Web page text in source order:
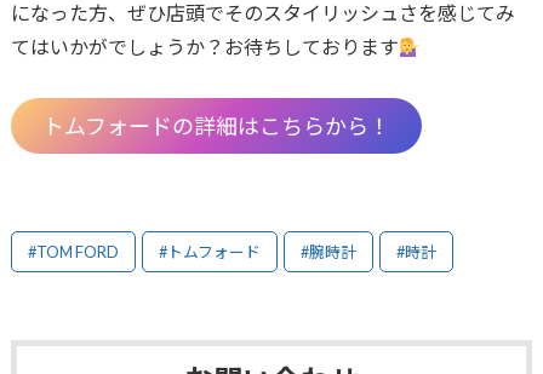
になった方、ぜひ店頭でそのスタイリッシュさを感じてみ
てはいかがでしょうか？お待ちしております
トムフォードの詳細はこちらから！
#TOM FORD #トムフォード #腕時計 #時計